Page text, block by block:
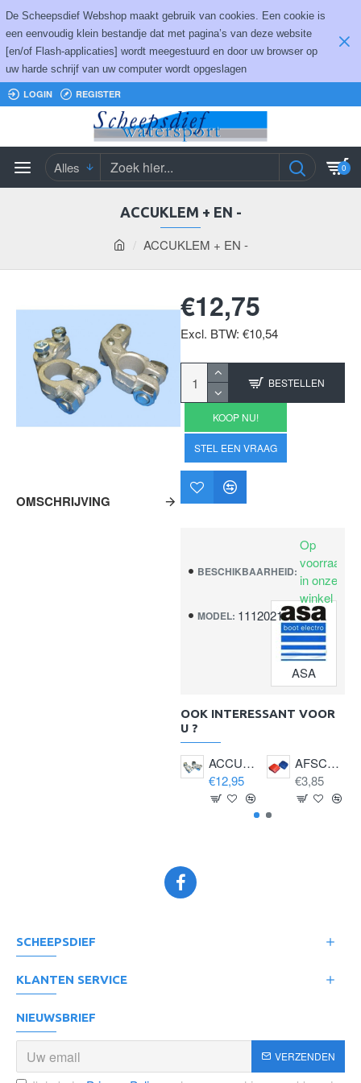
De Scheepsdief Webshop maakt gebruik van cookies. Een cookie is
een eenvoudig klein bestandje dat met pagina’s van deze website
[en/of Flash-applicaties] wordt meegestuurd en door uw browser op
uw harde schrijf van uw computer wordt opgeslagen
LOGIN REGISTER
Alles 0
ACCUKLEM + EN -
ACCUKLEM + EN -
OMSCHRIJVING
BESCHIKBAARHEID:
Op
voorraad
in onze
winkel
MODEL: 1112021
ASA
€12,75
Excl. BTW: €10,54
BESTELLEN
KOOP NU!
STEL EEN VRAAG
OOK INTERESSANT VOOR
U ?
ACCUPOOLKLEM +EN- M10
€12,95
AFSCHERMKAP BLAUW-DUBBEL -
€3,85
SCHEEPSDIEF
KLANTEN SERVICE
NIEUWSBRIEF
VERZENDEN